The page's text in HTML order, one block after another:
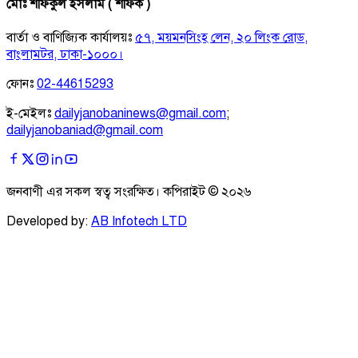
মোঃ শফিকুল ইসলাম ( শফিক )
বার্তা ও বাণিজ্যিক কার্যালয়ঃ ৫৭, ময়মনসিংহ লেন, ২০ লিংক রোড,
বাংলামটর, ঢাকা-১০০০।
ফোনঃ 02-44615293
ই-মেইলঃ dailyjanobaninews@gmail.com;
dailyjanobaniad@gmail.com
জনবাণী এর সকল স্বত্ব সংরক্ষিত। কপিরাইট © ২০২৬
Developed by: AB Infotech LTD